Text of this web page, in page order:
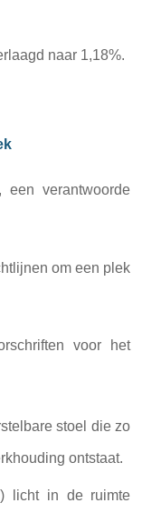
naar 1,18%.
verantwoorde
om een plek
voor het
stoel die zo
ontstaat.
licht in de ruimte